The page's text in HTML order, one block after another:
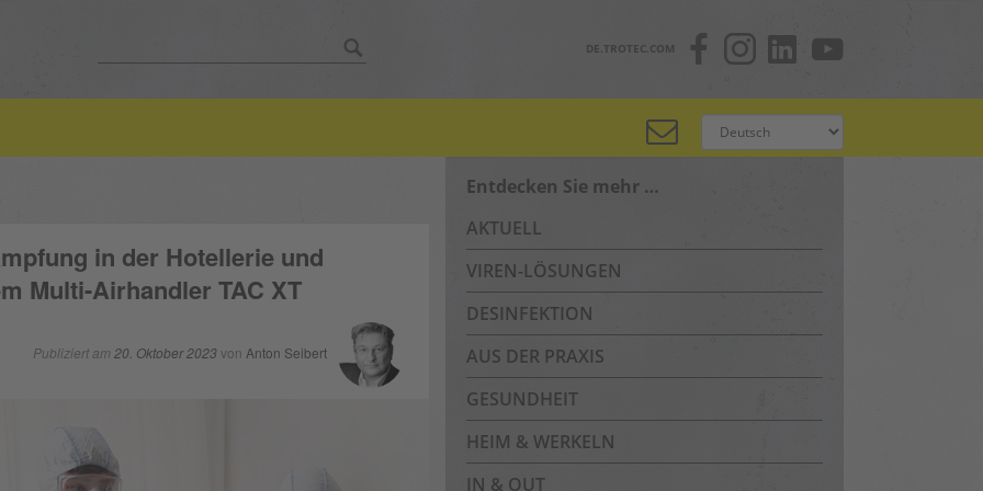
DE.TROTEC.COM
in der Hotellerie und
Multi-Airhandler TAC XT
Publiziert am 20. Oktober 2023von Anton Seibert
Entdecken Sie mehr …
AKTUELL
VIREN-LÖSUNGEN
DESINFEKTION
AUS DER PRAXIS
GESUNDHEIT
HEIM & WERKELN
IN & OUT